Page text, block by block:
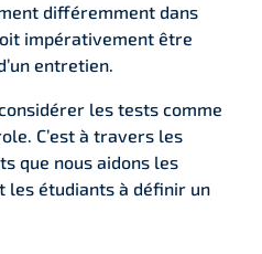
différemment dans
impérativement être
entretien.
les tests comme
C’est à travers les
que nous aidons les
les étudiants à définir un